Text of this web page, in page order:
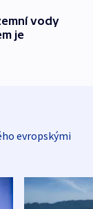
vody
je
evropskými